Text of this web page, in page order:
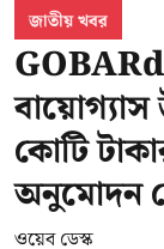
জাতীয় খবর
কোটি
অনুমোদন
ওয়েব ডেস্ক